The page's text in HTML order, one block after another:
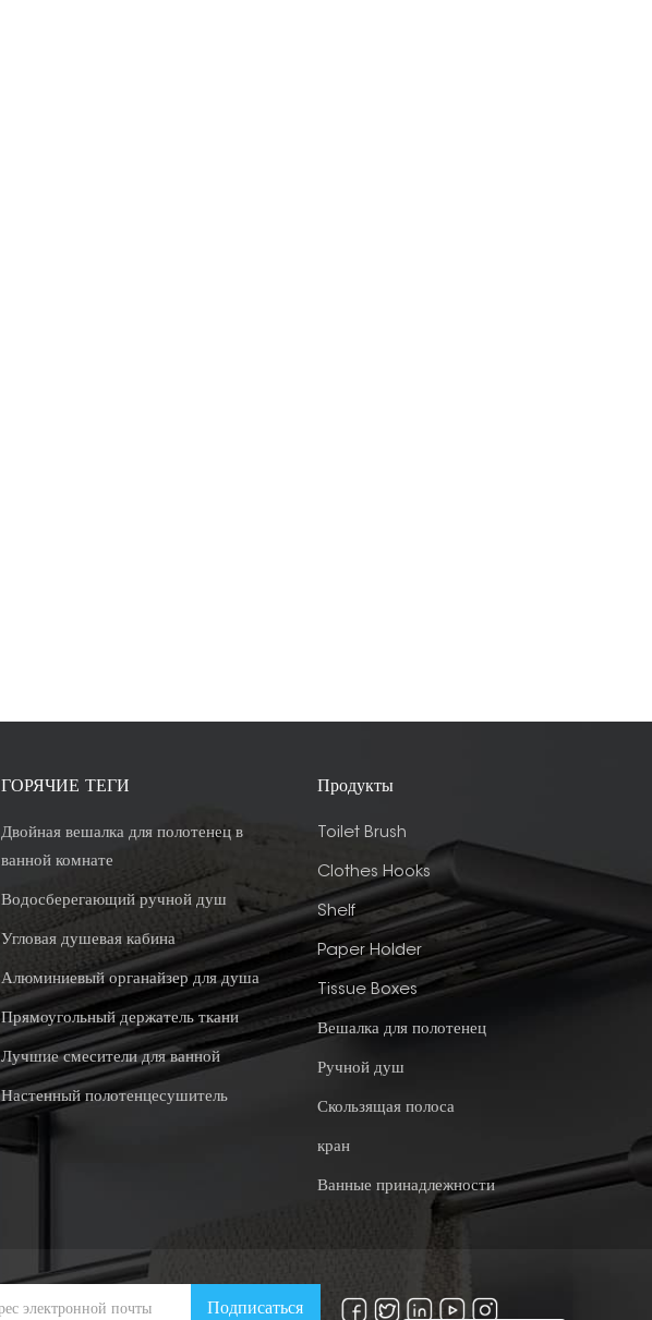
ГОРЯЧИЕ ТЕГИ
Двойная вешалка для полотенец в
ванной комнате
Водосберегающий ручной душ
Угловая душевая кабина
Алюминиевый органайзер для душа
Прямоугольный держатель ткани
Лучшие смесители для ванной
Настенный полотенцесушитель
Продукты
Toilet Brush
Clothes Hooks
Shelf
Paper Holder
Tissue Boxes
Вешалка для полотенец
Ручной душ
Скользящая полоса
кран
Ванные принадлежности